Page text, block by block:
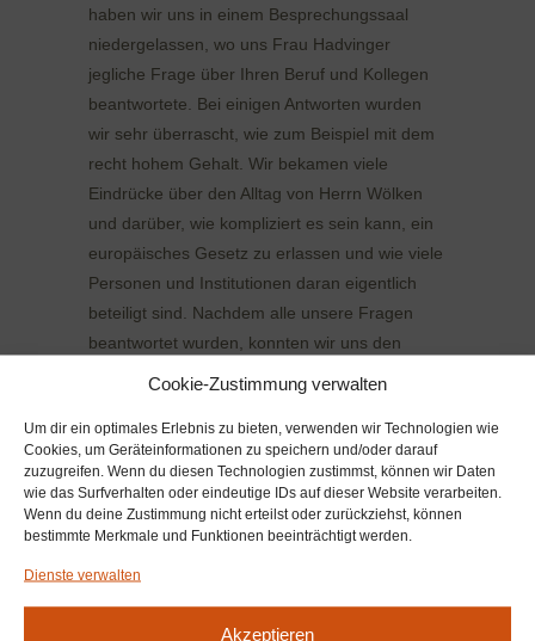
Cookie-Zustimmung verwalten
Um dir ein optimales Erlebnis zu bieten, verwenden wir Technologien wie
Cookies, um Geräteinformationen zu speichern und/oder darauf
zuzugreifen. Wenn du diesen Technologien zustimmst, können wir Daten
wie das Surfverhalten oder eindeutige IDs auf dieser Website verarbeiten.
Wenn du deine Zustimmung nicht erteilst oder zurückziehst, können
bestimmte Merkmale und Funktionen beeinträchtigt werden.
Dienste verwalten
Akzeptieren
haben wir uns in einem Besprechungssaal
niedergelassen, wo uns Frau Hadvinger
jegliche Frage über Ihren Beruf und Kollegen
beantwortete. Bei einigen Antworten wurden
wir sehr überrascht, wie zum Beispiel mit dem
recht hohem Gehalt. Wir bekamen viele
Eindrücke über den Alltag von Herrn Wölken
und darüber, wie kompliziert es sein kann, ein
europäisches Gesetz zu erlassen und wie viele
Personen und Institutionen daran eigentlich
beteiligt sind. Nachdem alle unsere Fragen
beantwortet wurden, konnten wir uns den
Abgeordneten statt vom eigentlichen
Besucherbereich aus den Saal mit den Plätzen
für die Abgeordneten und den
Übersetzerkabinen sehen. Nach einem kurzen
zum Beispiel eine Art kleines Filmstudio sahen
und der Besichtigung eines weiteren